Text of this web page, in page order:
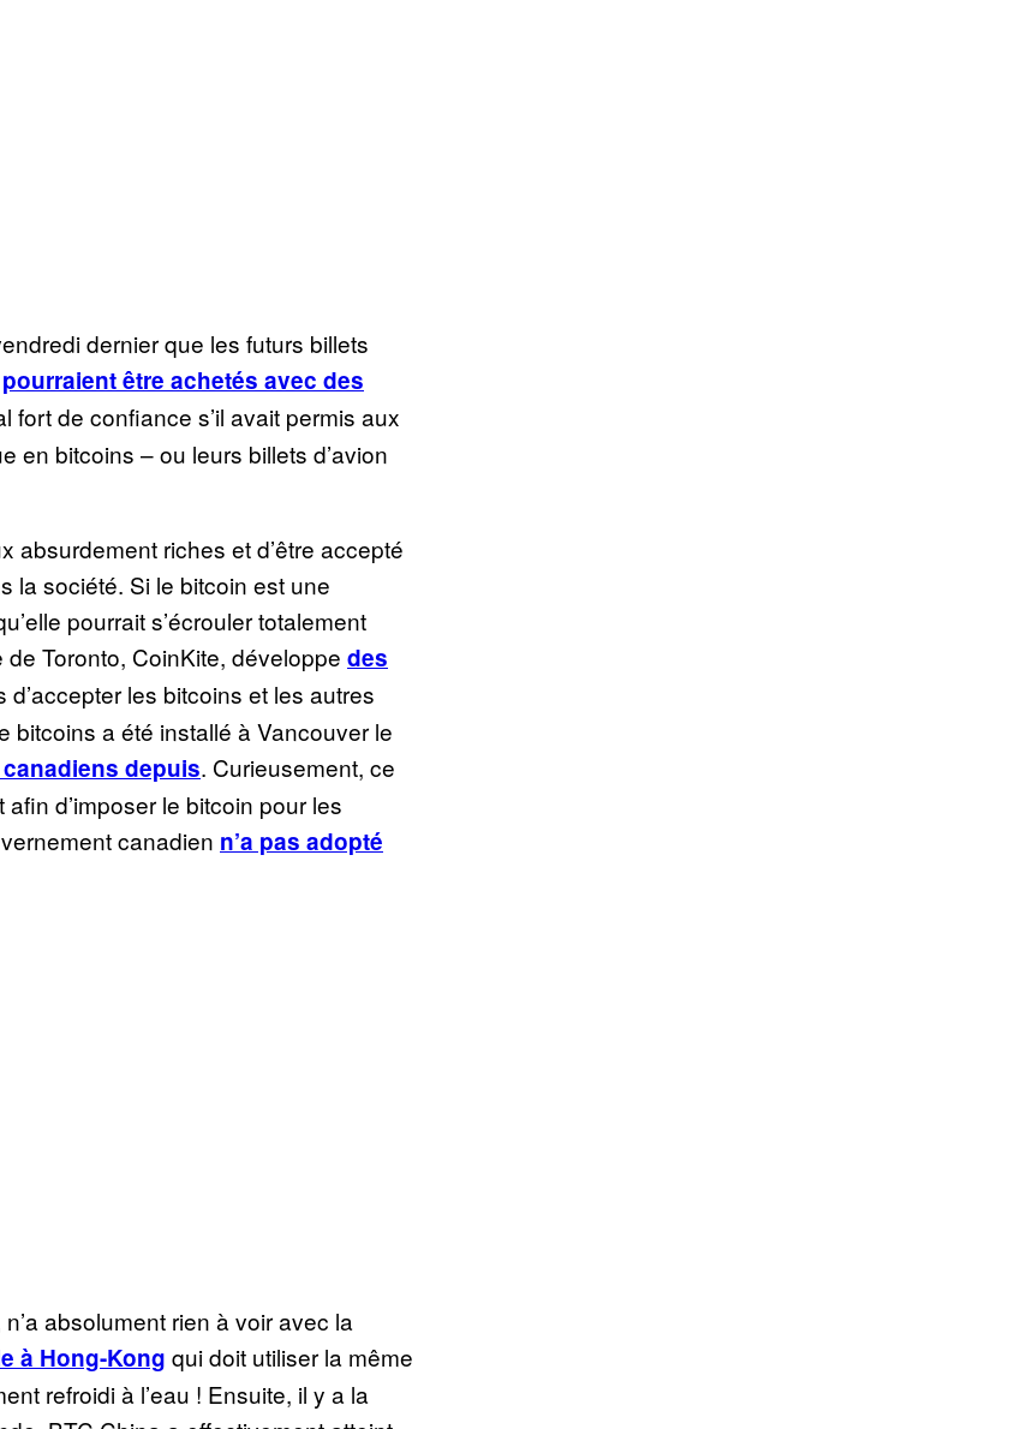
dernier que les futurs billets
pourraient être achetés avec des
de confiance s’il avait permis aux
en bitcoins – ou leurs billets d’avion
absurdement riches et d’être accepté
la société. Si le bitcoin est une
pourrait s’écrouler totalement
Toronto, CoinKite, développe des
les bitcoins et les autres
bitcoins a été installé à Vancouver le
depuis. Curieusement, ce
d’imposer le bitcoin pour les
canadien n’a pas adopté
absolument rien à voir avec la
à Hong-Kong qui doit utiliser la même
refroidi à l’eau ! Ensuite, il y a la